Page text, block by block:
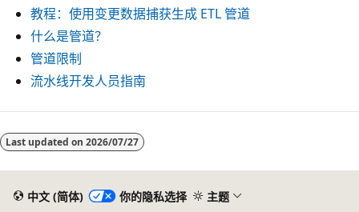
教程：使用变更数据捕获生成 ETL 管道
什么是管道？
管道限制
流水线开发人员指南
Last updated on 2026/07/27
中文 (简体) 你的隐私选择 主题